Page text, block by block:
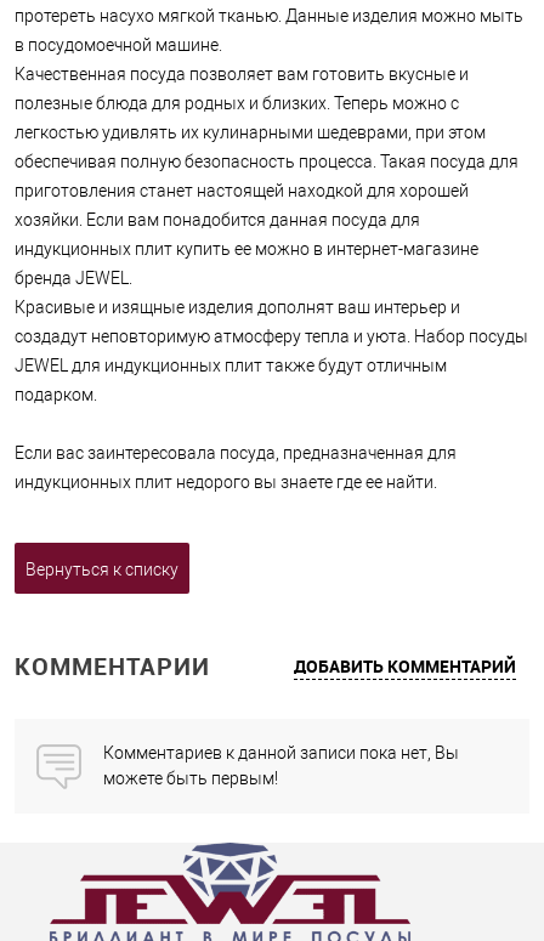
протереть насухо мягкой тканью. Данные изделия можно мыть
в посудомоечной машине.
Качественная посуда позволяет вам готовить вкусные и
полезные блюда для родных и близких. Теперь можно с
легкостью удивлять их кулинарными шедеврами, при этом
обеспечивая полную безопасность процесса. Такая посуда для
приготовления станет настоящей находкой для хорошей
хозяйки. Если вам понадобится данная посуда для
индукционных плит купить ее можно в интернет-магазине
бренда JEWEL.
Красивые и изящные изделия дополнят ваш интерьер и
создадут неповторимую атмосферу тепла и уюта. Набор посуды
JEWEL для индукционных плит также будут отличным
подарком.
Если вас заинтересовала посуда, предназначенная для
индукционных плит недорого вы знаете где ее найти.
Вернуться к списку
КОММЕНТАРИИ ДОБАВИТЬ КОММЕНТАРИЙ
Комментариев к данной записи пока нет, Вы
можете быть первым!